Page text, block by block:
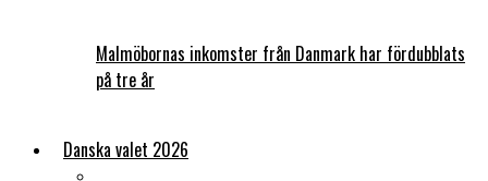
Malmöbornas inkomster från Danmark har fördubblats
på tre år
Danska valet 2026